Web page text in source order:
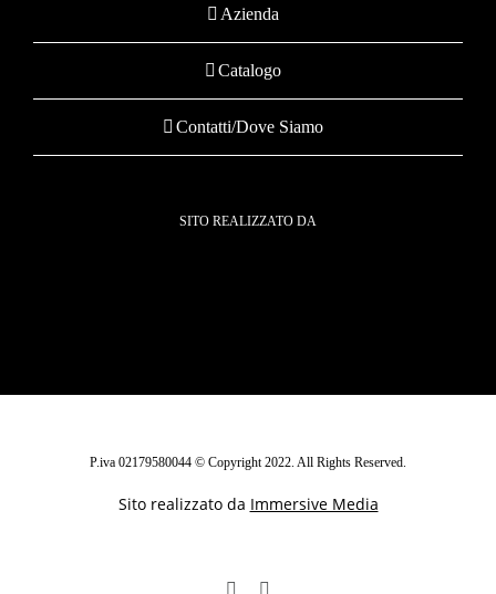
Azienda
Catalogo
Contatti/Dove Siamo
SITO REALIZZATO DA
P.iva 02179580044 © Copyright 2022. All Rights Reserved.
Sito realizzato da Immersive Media
Facebook